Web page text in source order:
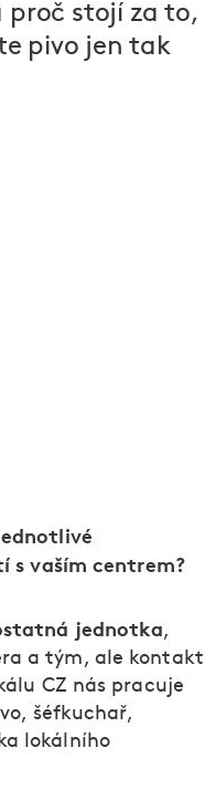
proč stojí za to,
pivo jen tak
s vaším centrem?
jednotka,
a tým, ale kontakt
CZ nás pracuje
šéfkuchař,
lokálního